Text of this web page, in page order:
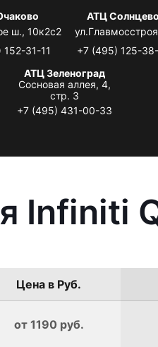
ш., 10к2с2
31-11
АТЦ Солнцево
+7 (495) 125-
АТЦ Зеленоград
Сосновая аллея, 4,
стр. 3
+7 (495) 431-00-33
Infiniti
Цена в Руб.
от 1190 руб.